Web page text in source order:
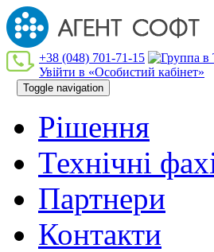
+38 (048) 701-71-15
Увійти в «Особистий кабінет»
Toggle navigation
Рішення
Технiчнi
Партнери
Контакти